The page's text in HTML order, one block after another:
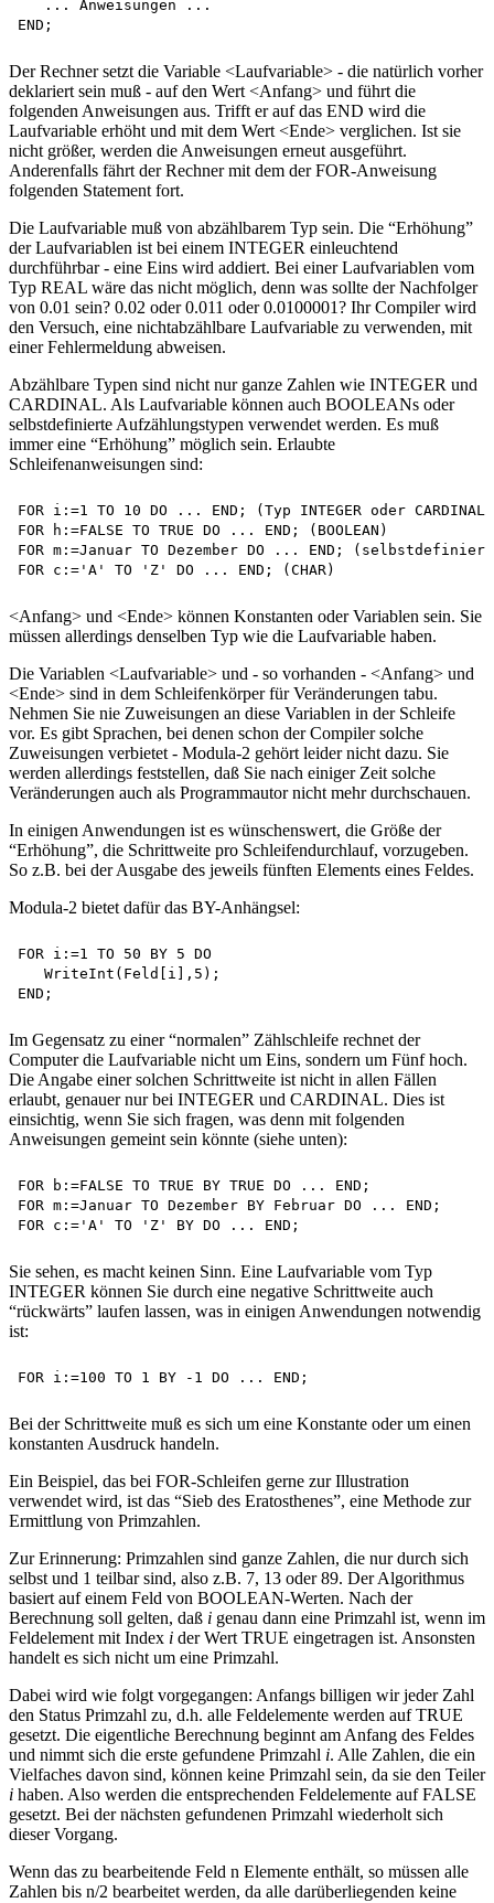
   ... Anweisungen ...
Der Rechner setzt die Variable <Laufvariable> - die natürlich vorher
deklariert sein muß - auf den Wert <Anfang> und führt die
folgenden Anweisungen aus. Trifft er auf das END wird die
Laufvariable erhöht und mit dem Wert <Ende> verglichen. Ist sie
nicht größer, werden die Anweisungen erneut ausgeführt.
Anderenfalls fährt der Rechner mit dem der FOR-Anweisung
folgenden Statement fort.
Die Laufvariable muß von abzählbarem Typ sein. Die “Erhöhung”
der Laufvariablen ist bei einem INTEGER einleuchtend
durchführbar - eine Eins wird addiert. Bei einer Laufvariablen vom
Typ REAL wäre das nicht möglich, denn was sollte der Nachfolger
von 0.01 sein? 0.02 oder 0.011 oder 0.0100001? Ihr Compiler wird
den Versuch, eine nichtabzählbare Laufvariable zu verwenden, mit
einer Fehlermeldung abweisen.
Abzählbare Typen sind nicht nur ganze Zahlen wie INTEGER und
CARDINAL. Als Laufvariable können auch BOOLEANs oder
selbstdefinierte Aufzählungstypen verwendet werden. Es muß
immer eine “Erhöhung” möglich sein. Erlaubte
Schleifenanweisungen sind:
FOR i:=1 TO 10 DO ... END; (Typ INTEGER oder
FOR h:=FALSE TO TRUE DO ... END; (BOOLEAN)
FOR m:=Januar TO Dezember DO ... END;
<Anfang> und <Ende> können Konstanten oder Variablen sein. Sie
müssen allerdings denselben Typ wie die Laufvariable haben.
Die Variablen <Laufvariable> und - so vorhanden - <Anfang> und
<Ende> sind in dem Schleifenkörper für Veränderungen tabu.
Nehmen Sie nie Zuweisungen an diese Variablen in der Schleife
vor. Es gibt Sprachen, bei denen schon der Compiler solche
Zuweisungen verbietet - Modula-2 gehört leider nicht dazu. Sie
werden allerdings feststellen, daß Sie nach einiger Zeit solche
Veränderungen auch als Programmautor nicht mehr durchschauen.
In einigen Anwendungen ist es wünschenswert, die Größe der
“Erhöhung”, die Schrittweite pro Schleifendurchlauf, vorzugeben.
So z.B. bei der Ausgabe des jeweils fünften Elements eines Feldes.
Modula-2 bietet dafür das BY-Anhängsel:
FOR i:=1 TO 50 BY 5 DO
   WriteInt(Feld[i],5);
Im Gegensatz zu einer “normalen” Zählschleife rechnet der
Computer die Laufvariable nicht um Eins, sondern um Fünf hoch.
Die Angabe einer solchen Schrittweite ist nicht in allen Fällen
erlaubt, genauer nur bei INTEGER und CARDINAL. Dies ist
einsichtig, wenn Sie sich fragen, was denn mit folgenden
Anweisungen gemeint sein könnte (siehe unten):
FOR b:=FALSE TO TRUE BY TRUE DO ... END;
FOR m:=Januar TO Dezember BY Februar DO ... END;
Sie sehen, es macht keinen Sinn. Eine Laufvariable vom Typ
INTEGER können Sie durch eine negative Schrittweite auch
“rückwärts” laufen lassen, was in einigen Anwendungen notwendig
ist:
Bei der Schrittweite muß es sich um eine Konstante oder um einen
konstanten Ausdruck handeln.
Ein Beispiel, das bei FOR-Schleifen gerne zur Illustration
verwendet wird, ist das “Sieb des Eratosthenes”, eine Methode zur
Ermittlung von Primzahlen.
Zur Erinnerung: Primzahlen sind ganze Zahlen, die nur durch sich
selbst und 1 teilbar sind, also z.B. 7, 13 oder 89. Der Algorithmus
basiert auf einem Feld von BOOLEAN-Werten. Nach der
Berechnung soll gelten, daß i genau dann eine Primzahl ist, wenn im
Feldelement mit Index i der Wert TRUE eingetragen ist. Ansonsten
handelt es sich nicht um eine Primzahl.
Dabei wird wie folgt vorgegangen: Anfangs billigen wir jeder Zahl
den Status Primzahl zu, d.h. alle Feldelemente werden auf TRUE
gesetzt. Die eigentliche Berechnung beginnt am Anfang des Feldes
und nimmt sich die erste gefundene Primzahl i. Alle Zahlen, die ein
Vielfaches davon sind, können keine Primzahl sein, da sie den Teiler
i haben. Also werden die entsprechenden Feldelemente auf FALSE
gesetzt. Bei der nächsten gefundenen Primzahl wiederholt sich
dieser Vorgang.
Wenn das zu bearbeitende Feld n Elemente enthält, so müssen alle
Zahlen bis n/2 bearbeitet werden, da alle darüberliegenden keine